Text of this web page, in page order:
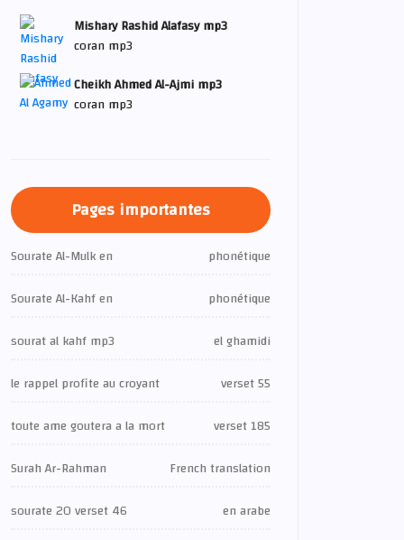
Mishary Rashid Alafasy mp3
coran mp3
Cheikh Ahmed Al-Ajmi mp3
coran mp3
Pages importantes
Sourate Al-Mulk en
phonétique
Sourate Al-Kahf en
phonétique
sourat al kahf mp3
el ghamidi
le rappel profite au croyant
verset 55
toute ame goutera a la mort
verset 185
Surah Ar-Rahman
French translation
sourate 20 verset 46
en arabe